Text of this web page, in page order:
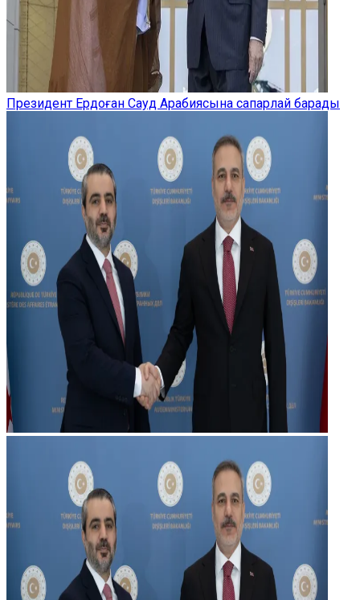
Президент Ердоған Сауд Арабиясына сапарлай барады